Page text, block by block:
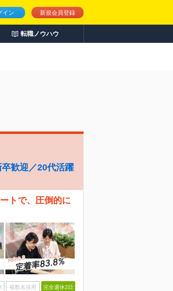
イン 新規会員登録
転職ノウハウ
歓迎／20代活躍
トで、圧倒的に
複数名採用 完全週休2日